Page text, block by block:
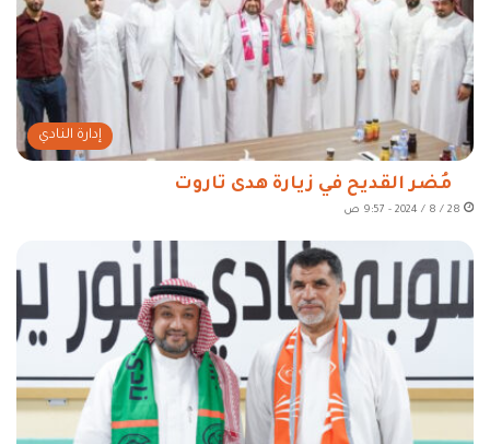
إدارة النادي
مُضر القديح في زيارة هدى تاروت
28 / 8 / 2024 - 9:57 ص